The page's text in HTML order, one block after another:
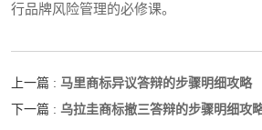
行品牌风险管理的必修课。
上一篇 : 马里商标异议答辩的步骤明细攻略
下一篇 : 乌拉圭商标撤三答辩的步骤明细攻